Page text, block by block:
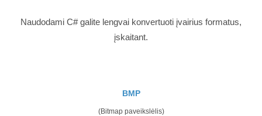
Naudodami C# galite lengvai konvertuoti įvairius formatus,
įskaitant.
BMP
(Bitmap paveikslėlis)